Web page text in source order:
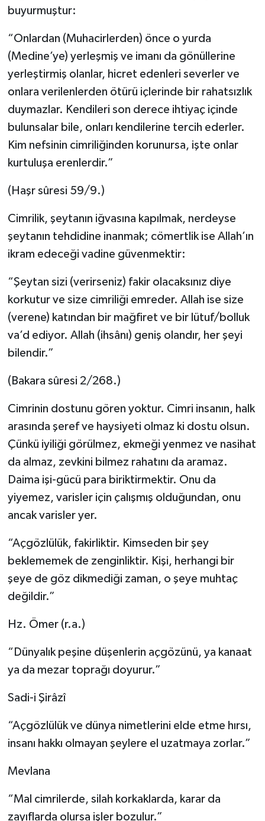
buyurmuştur:
“Onlardan (Muhacirlerden) önce o yurda
(Medine’ye) yerleşmiş ve imanı da gönüllerine
yerleştirmiş olanlar, hicret edenleri severler ve
onlara verilenlerden ötürü içlerinde bir rahatsızlık
duymazlar. Kendileri son derece ihtiyaç içinde
bulunsalar bile, onları kendilerine tercih ederler.
Kim nefsinin cimriliğinden korunursa, işte onlar
kurtuluşa erenlerdir.”
(Haşr sûresi 59/9.)
Cimrilik, şeytanın iğvasına kapılmak, nerdeyse
şeytanın tehdidine inanmak; cömertlik ise Allah’ın
ikram edeceği vadine güvenmektir:
“Şeytan sizi (verirseniz) fakir olacaksınız diye
korkutur ve size cimriliği emreder. Allah ise size
(verene) katından bir mağfiret ve bir lütuf/bolluk
va’d ediyor. Allah (ihsânı) geniş olandır, her şeyi
bilendir.”
(Bakara sûresi 2/268.)
Cimrinin dostunu gören yoktur. Cimri insanın, halk
arasında şeref ve haysiyeti olmaz ki dostu olsun.
Çünkü iyiliği görülmez, ekmeği yenmez ve nasihat
da almaz, zevkini bilmez rahatını da aramaz.
Daima işi-gücü para biriktirmektir. Onu da
yiyemez, varisler için çalışmış olduğundan, onu
ancak varisler yer.
“Açgözlülük, fakirliktir. Kimseden bir şey
beklememek de zenginliktir. Kişi, herhangi bir
şeye de göz dikmediği zaman, o şeye muhtaç
değildir.”
Hz. Ömer (r.a.)
“Dünyalık peşine düşenlerin açgözünü, ya kanaat
ya da mezar toprağı doyurur.”
Sadi-i Şirâzî
“Açgözlülük ve dünya nimetlerini elde etme hırsı,
insanı hakkı olmayan şeylere el uzatmaya zorlar.”
Mevlana
“Mal cimrilerde, silah korkaklarda, karar da
zayıflarda olursa işler bozulur.”